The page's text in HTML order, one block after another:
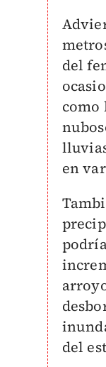
del
como
en
del